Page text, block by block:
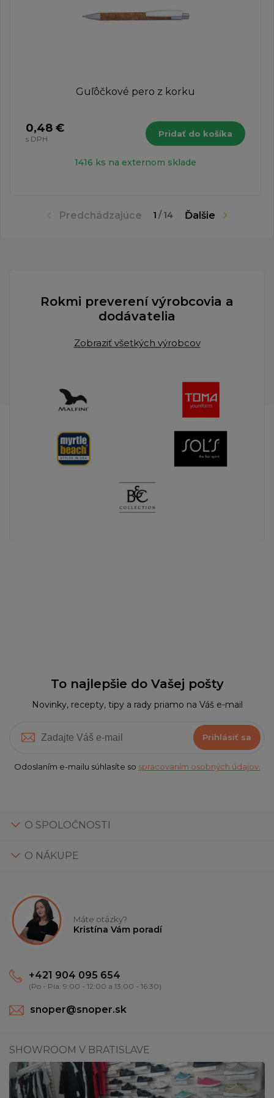
Predchádzajúce 1 / 14 Ďalšie
Guľôčkové pero z korku
0,48 €
s DPH
Pridať do košíka
1416 ks na externom sklade
Rokmi preverení výrobcovia a
dodávatelia
Zobraziť všetkých výrobcov
To najlepšie do Vašej pošty
Novinky, recepty, tipy a rady priamo na Váš e-mail
Prihlásiť sa
Odoslaním e-mailu súhlasíte so spracovaním osobných údajov.
O SPOLOČNOSTI
O NÁKUPE
Máte otázky?
Kristína Vám poradí
+421 904 095 654
(Po - Pia: 9:00 - 12:00 a 13:00 - 16:30)
snoper@snoper.sk
SHOWROOM V BRATISLAVE